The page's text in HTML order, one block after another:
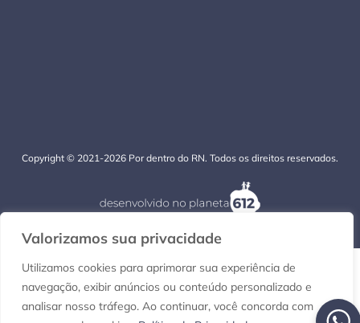
Valorizamos sua privacidade
Utilizamos cookies para aprimorar sua experiência de
navegação, exibir anúncios ou conteúdo personalizado e
analisar nosso tráfego. Ao continuar, você concorda com
Copyright © 2021-2026 Por dentro do RN. Todos os direitos reservados.